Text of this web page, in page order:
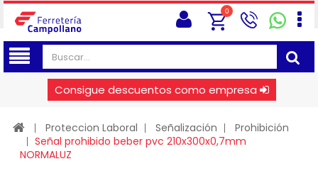
0
Consigue descuentos como empresa
Proteccion Laboral Señalización
Prohibición
Señal prohibido beber pvc 210x300x0,7mm
NORMALUZ